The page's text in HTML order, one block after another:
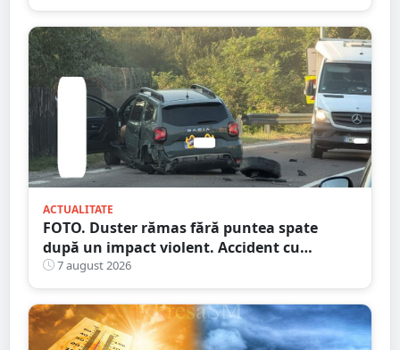
ACTUALITATE
FOTO. Duster rămas fără puntea spate
după un impact violent. Accident cu
implicarea unei mașini din Satu Mare
7 august 2026